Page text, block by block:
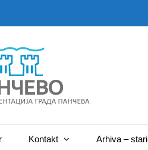
Kontakt Arhiva –